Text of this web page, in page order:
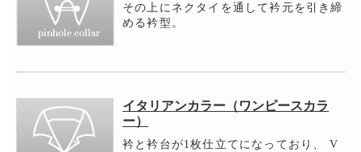
その上にネクタイを通して衿元を引き締
める衿型。
イタリアンカラー（ワンピースカラ
ー）
衿と衿台が1枚仕立てになっており、 V